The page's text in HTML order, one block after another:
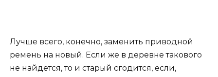
Лучше всего, конечно, заменить приводной
ремень на новый. Если же в деревне такового
не найдется, то и старый сгодится, если,